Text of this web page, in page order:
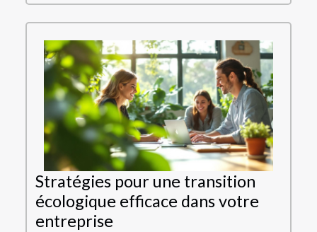
Stratégies pour une transition
écologique efficace dans votre
entreprise